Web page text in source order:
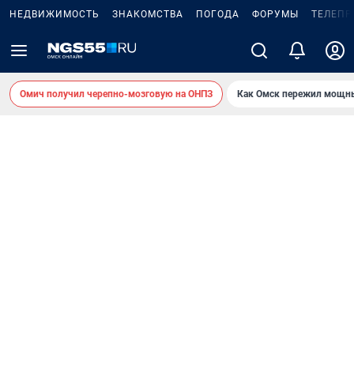
НЕДВИЖИМОСТЬ ЗНАКОМСТВА ПОГОДА ФОРУМЫ
Омич получил черепно-мозговую на ОНПЗ Как Омск пережил